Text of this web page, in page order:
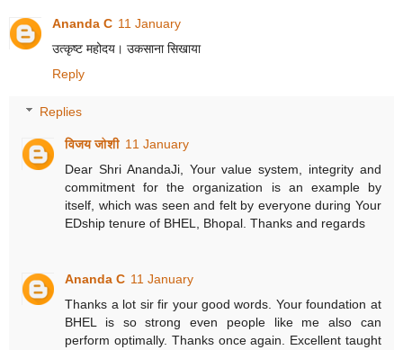
Ananda C 11 January
उत्कृष्ट महोदय। उकसाना सिखाया
Reply
Replies
विजय जोशी 11 January
Dear Shri AnandaJi, Your value system, integrity and
commitment for the organization is an example by
itself, which was seen and felt by everyone during Your
EDship tenure of BHEL, Bhopal. Thanks and regards
Ananda C 11 January
Thanks a lot sir fir your good words. Your foundation at
BHEL is so strong even people like me also can
perform optimally. Thanks once again. Excellent taught